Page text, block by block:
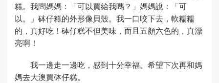
糕。我問媽媽：「可以買給我嗎？」媽媽說：「可
以。」砵仔糕的外形像貝殼。我一口咬下去，軟糯糯
的，真好吃！砵仔糕不但美味，而且五顏六色的，真漂
亮啊！
我一邊走一邊吃，感到十分幸福。希望下次再和媽
媽去大澳買砵仔糕。